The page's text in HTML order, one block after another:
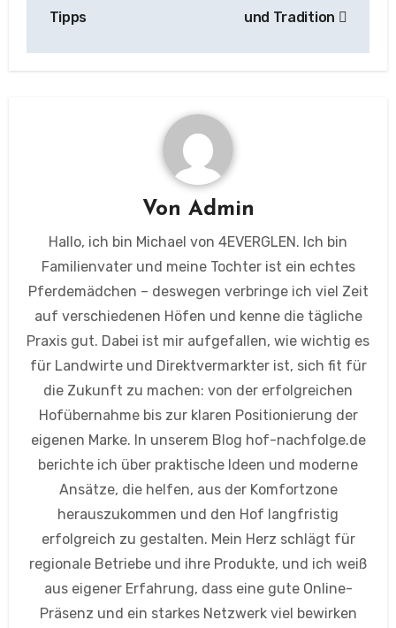
Tipps
und Tradition
Von Admin
Hallo, ich bin Michael von 4EVERGLEN. Ich bin
Familienvater und meine Tochter ist ein echtes
Pferdemädchen – deswegen verbringe ich viel Zeit
auf verschiedenen Höfen und kenne die tägliche
Praxis gut. Dabei ist mir aufgefallen, wie wichtig es
für Landwirte und Direktvermarkter ist, sich fit für
die Zukunft zu machen: von der erfolgreichen
Hofübernahme bis zur klaren Positionierung der
eigenen Marke. In unserem Blog hof-nachfolge.de
berichte ich über praktische Ideen und moderne
Ansätze, die helfen, aus der Komfortzone
herauszukommen und den Hof langfristig
erfolgreich zu gestalten. Mein Herz schlägt für
regionale Betriebe und ihre Produkte, und ich weiß
aus eigener Erfahrung, dass eine gute Online-
Präsenz und ein starkes Netzwerk viel bewirken